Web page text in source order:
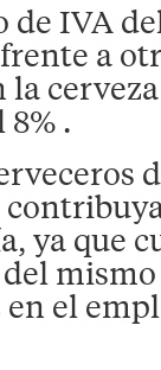
IVA
a
la
.
ya que
el